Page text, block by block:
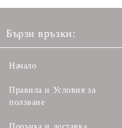
Бързи връзки:
Начало
Правила и Условия за
ползване